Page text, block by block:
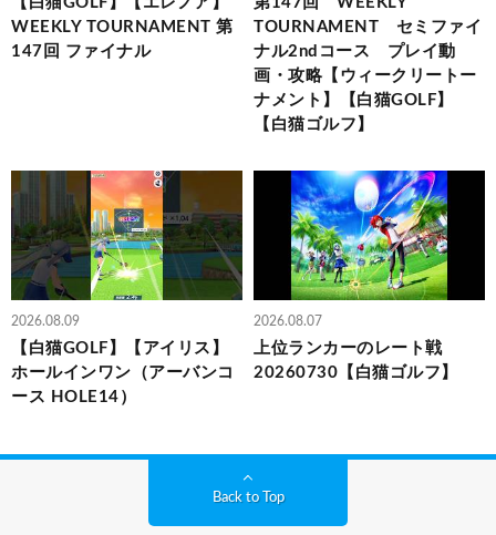
WEEKLY TOURNAMENT 第
147回 ファイナル
TOURNAMENT セミファイ
ナル2ndコース プレイ動
画・攻略【ウィークリートー
ナメント】【白猫GOLF】
【白猫ゴルフ】
2026.08.09
【白猫GOLF】【アイリス】
ホールインワン（アーバンコ
ース HOLE14）
2026.08.07
上位ランカーのレート戦
20260730【白猫ゴルフ】
Back to Top